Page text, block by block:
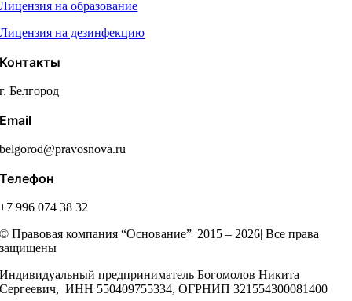
Лицензия на образование
Лицензия на дезинфекцию
Контакты
г. Белгород
Email
belgorod@pravosnova.ru
Телефон
+7 996 074 38 32
© Правовая компания “Основание” |2015 – 2026| Все права
защищены
Индивидуальный предприниматель Богомолов Никита
Сергеевич, ИНН 550409755334, ОГРНИП 321554300081400